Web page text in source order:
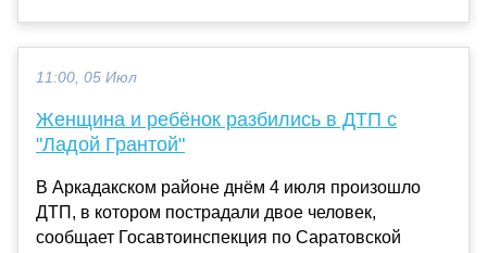
11:00, 05 Июл
Женщина и ребёнок разбились в ДТП с
"Ладой Грантой"
В Аркадакском районе днём 4 июля произошло
ДТП, в котором пострадали двое человек,
сообщает Госавтоинспекция по Саратовской